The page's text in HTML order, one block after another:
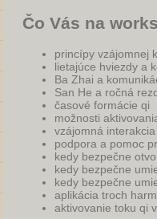
Čo Vás na
princípy vzájomnej
lietajúce hviezdy a
Ba Zhai a
San He a ročná
časové formácie qi
možnosti
vzájomná
podpora a pomoc
kedy bezpečne
kedy bezpečne
kedy bezpečne
aplikácia troch
aktivovanie toku qi